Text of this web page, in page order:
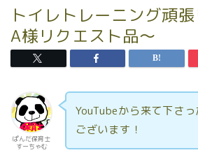
トイレトレーニング頑
A様リクエスト品～
ぱんだ保育士
すーちゃむ
YouTubeから来て下さ
ございます！